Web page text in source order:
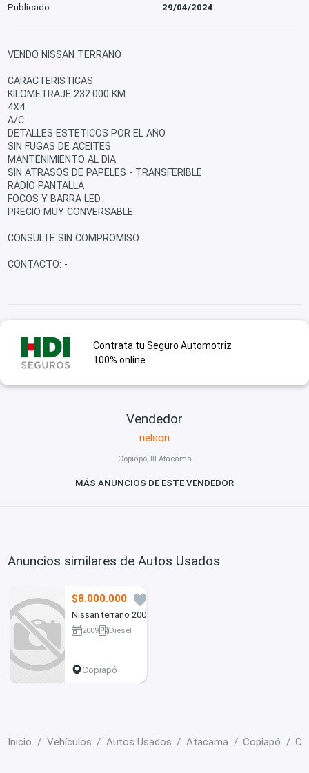
Publicado
29/04/2024
VENDO NISSAN TERRANO
CARACTERISTICAS
KILOMETRAJE 232.000 KM
4X4
A/C
DETALLES ESTETICOS POR EL AÑO
SIN FUGAS DE ACEITES
MANTENIMIENTO AL DIA
SIN ATRASOS DE PAPELES - TRANSFERIBLE
RADIO PANTALLA
FOCOS Y BARRA LED.
PRECIO MUY CONVERSABLE
CONSULTE SIN COMPROMISO.
CONTACTO: -
Contrata tu Seguro Automotriz
100% online
Vendedor
nelson
Copiapó, III Atacama
MÁS ANUNCIOS DE ESTE VENDEDOR
Anuncios similares de Autos Usados
$8.000.000
Nissan terrano 2009
2009
Diesel
Copiapó
Inicio Vehículos Autos Usados Atacama Copiapó